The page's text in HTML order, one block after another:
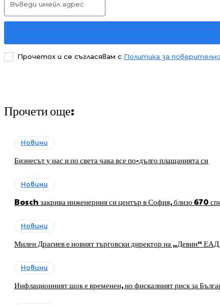
Прочетох и се съгласявам с Политика за
Прочети още:
Новини
Бизнесът у нас и по света чака все по-дълго плащанията си
Новини
Bosch закрива инженерния си център в София, близо 670
Новини
Милен Драгиев е новият търговски директор на „Девин“
Новини
Инфлационният шок е временен, но фискалният риск за